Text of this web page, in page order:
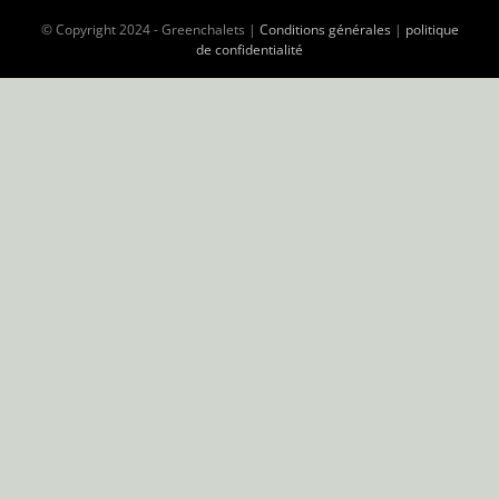
© Copyright 2024 - Greenchalets | Conditions générales| politique
de confidentialité